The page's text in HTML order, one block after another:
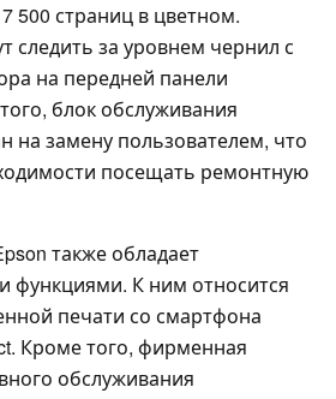
500 страниц в цветном.
следить за уровнем чернил с
на передней панели
блок обслуживания
на замену пользователем, что
посещать ремонтную
также обладает
функциями. К ним относится
печати со смартфона
Кроме того, фирменная
обслуживания